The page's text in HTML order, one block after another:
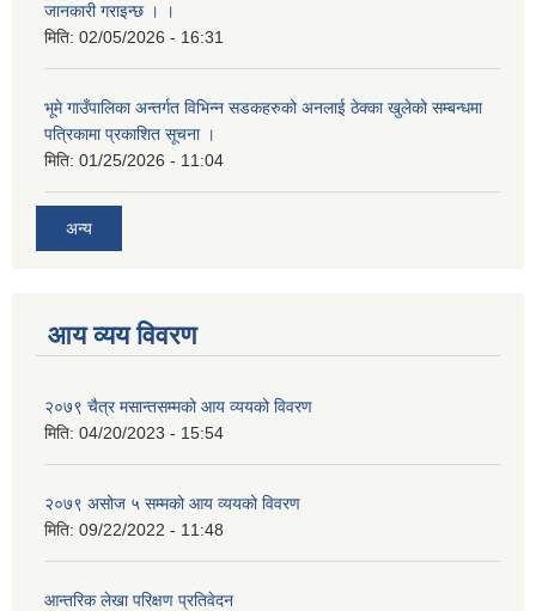
जानकारी गराइन्छ । ।
मिति: 02/05/2026 - 16:31
भूमे गाउँपालिका अन्तर्गत विभिन्न सडकहरुको अनलाई ठेक्का खुलेको सम्बन्धमा
पत्रिकामा प्रकाशित सूचना ।
मिति: 01/25/2026 - 11:04
अन्य
आय व्यय विवरण
२०७९ चैत्र मसान्तसम्मको आय व्ययको विवरण
मिति: 04/20/2023 - 15:54
२०७९ असोज ५ सम्मको आय व्ययको विवरण
मिति: 09/22/2022 - 11:48
आन्तरिक लेखा परिक्षण प्रतिवेदन